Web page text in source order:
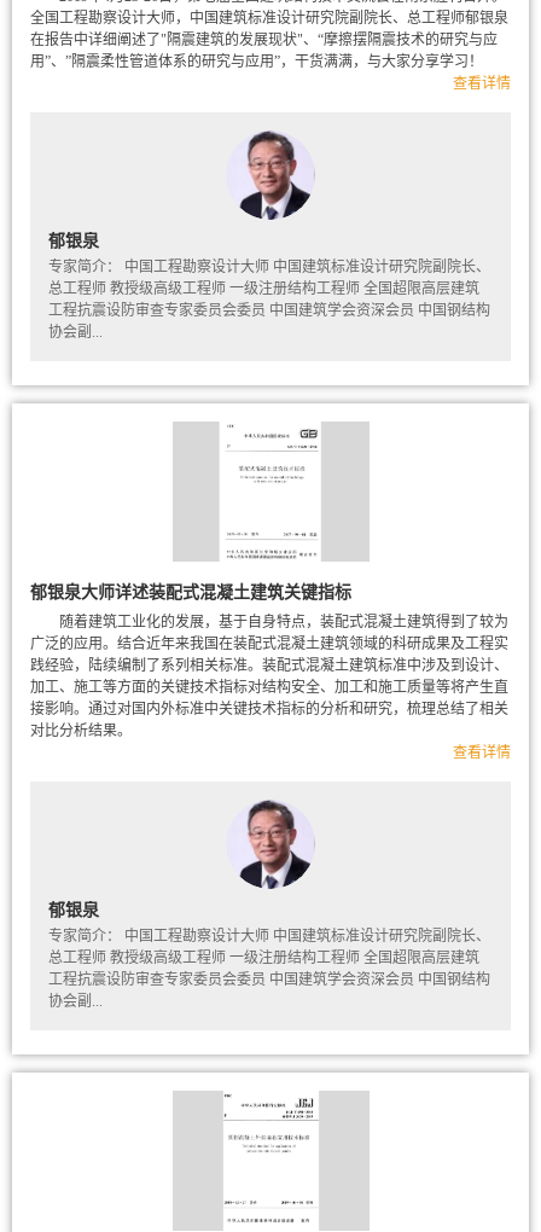
全国工程勘察设计大师，中国建筑标准设计研究院副院长、总工程师郁银泉
在报告中详细阐述了"隔震建筑的发展现状"、“摩擦摆隔震技术的研究与应
用”、”隔震柔性管道体系的研究与应用”，干货满满，与大家分享学习！
查看详情
郁银泉
专家简介： 中国工程勘察设计大师 中国建筑标准设计研究院副院长、
总工程师 教授级高级工程师 一级注册结构工程师 全国超限高层建筑
工程抗震设防审查专家委员会委员 中国建筑学会资深会员 中国钢结构
协会副...
郁银泉大师详述装配式混凝土建筑关键指标
随着建筑工业化的发展，基于自身特点，装配式混凝土建筑得到了较为
广泛的应用。结合近年来我国在装配式混凝土建筑领域的科研成果及工程实
践经验，陆续编制了系列相关标准。装配式混凝土建筑标准中涉及到设计、
加工、施工等方面的关键技术指标对结构安全、加工和施工质量等将产生直
接影响。通过对国内外标准中关键技术指标的分析和研究，梳理总结了相关
对比分析结果。
查看详情
郁银泉
专家简介： 中国工程勘察设计大师 中国建筑标准设计研究院副院长、
总工程师 教授级高级工程师 一级注册结构工程师 全国超限高层建筑
工程抗震设防审查专家委员会委员 中国建筑学会资深会员 中国钢结构
协会副...